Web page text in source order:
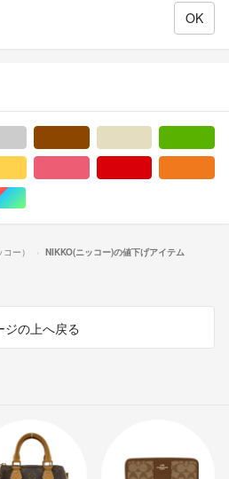
/金色系マルチカラー
ー） NIKKO(ニッコー)の値下げアイテム
ジの上へ戻る